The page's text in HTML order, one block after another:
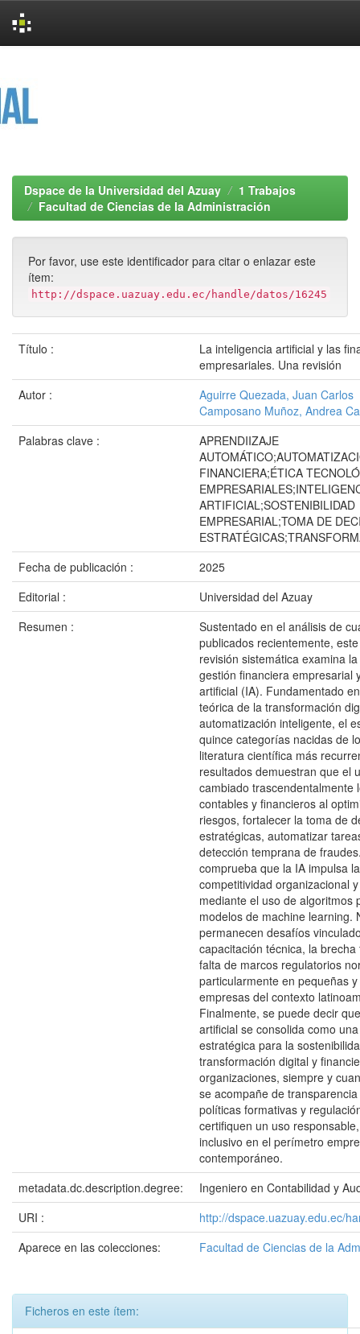
Dspace de la Universidad del Azuay
1 Trabajos
Facultad de Ciencias de la Administración
Por favor, use este identificador para citar o enlazar este
ítem:
http://dspace.uazuay.edu.ec/handle/datos/16245
Título :
La inteligencia artificial y las
empresariales. Una revisión
Autor :
Aguirre Quezada, Juan Carlos
Camposano Muñoz, Andrea
Palabras clave :
APRENDIIZAJE
FINANCIERA;ÉTICA
ARTIFICIAL;SOSTENIBILIDAD
EMPRESARIAL;TOMA DE
Fecha de publicación :
2025
Editorial :
Universidad del Azuay
Resumen :
Sustentado en el análisis de
publicados recientemente,
revisión sistemática examina
gestión financiera empresarial
artificial (IA). Fundamentado
teórica de la transformación
automatización inteligente, el
quince categorías nacidas de
literatura científica más
resultados demuestran que el
cambiado trascendentalmente
contables y financieros al
riesgos, fortalecer la toma de
estratégicas, automatizar
detección temprana de
comprueba que la IA impulsa
competitividad organizacional
mediante el uso de algoritmos
modelos de machine learning.
permanecen desafíos
capacitación técnica, la
falta de marcos regulatorios
particularmente en pequeñas
empresas del contexto
Finalmente, se puede decir
artificial se consolida como
estratégica para la
transformación digital y
organizaciones, siempre y
se acompañe de
políticas formativas y
certifiquen un uso
inclusivo en el perímetro
contemporáneo.
metadata.dc.description.degree:
Ingeniero en Contabilidad y
URI :
http://dspace.uazuay.edu.ec/
Aparece en las colecciones:
Facultad de Ciencias de la
Ficheros en este ítem: